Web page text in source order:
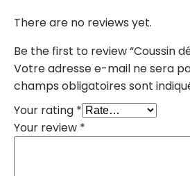
There are no reviews yet.
Be the first to review “Coussin
Votre adresse e-mail ne sera
champs obligatoires sont
Your rating *
Your review *